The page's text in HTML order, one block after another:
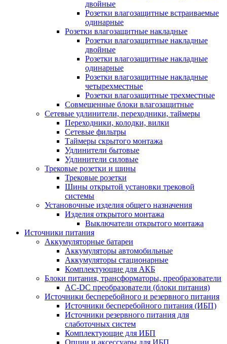
двойные
Розетки влагозащитные встраиваемые
одинарные
Розетки влагозащитные накладные
Розетки влагозащитные накладные
двойные
Розетки влагозащитные накладные
одинарные
Розетки влагозащитные накладные
четырехместные
Розетки влагозащитные трехместные
Совмещенные блоки влагозащитные
Сетевые удлинители, переходники, таймеры
Переходники, колодки, вилки
Сетевые фильтры
Таймеры скрытого монтажа
Удлинители бытовые
Удлинители силовые
Трековые розетки и шины
Трековые розетки
Шины открытой установки трековой
системы
Установочные изделия общего назначения
Изделия открытого монтажа
Выключатели открытого монтажа
Источники питания
Аккумуляторные батареи
Аккумуляторы автомобильные
Аккумуляторы стационарные
Комплектующие для АКБ
Блоки питания, трансформаторы, преобразователи
AC-DC преобразователи (блоки питания)
Источники бесперебойного и резервного питания
Источники бесперебойного питания (ИБП)
Источники резервного питания для
слаботочных систем
Комплектующие для ИБП
Опции и аксессуары для ИБП